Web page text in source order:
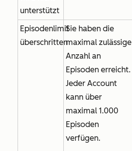
unterstützt
Episodenlimit
überschritten
Sie haben die
maximal zulässige
Anzahl an
Episoden erreicht.
Jeder Account
kann über
maximal 1.000
Episoden
verfügen.